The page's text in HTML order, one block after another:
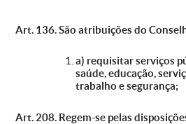
Art. 136. São atribuições do
a) requisitar serviços
saúde, educação,
trabalho e segurança;
Art. 208. Regem-se pelas